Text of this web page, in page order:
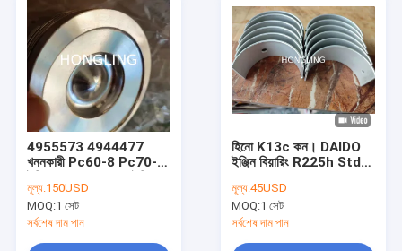
4955573 4944477
খননকারী Pc60-8 Pc70-8
বিয়ারিং
মূল্য:150USD
MOQ:1 সেট
সর্বশেষ দাম পান
হিনো K13c কন। DAIDO
ইঞ্জিন বিয়ারিং R225h Std
মূল্য:45USD
MOQ:1 সেট
সর্বশেষ দাম পান